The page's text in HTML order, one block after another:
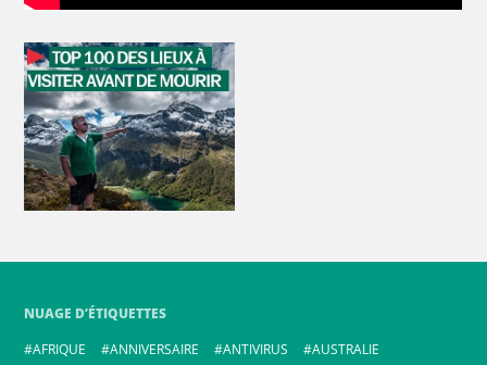
NUAGE D’ÉTIQUETTES
AFRIQUE
ANNIVERSAIRE ANTIVIRUS
AUSTRALIE